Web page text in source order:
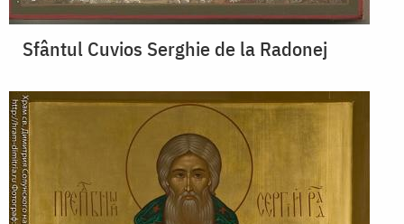
Sfântul Cuvios Serghie de la Radonej